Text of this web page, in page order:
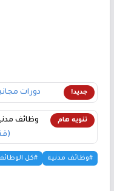
جديد! دورات
تنويه هام
وظائف
#وظائف مدنية #كل